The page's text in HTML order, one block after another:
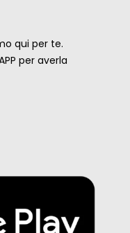
qui per te.
per averla